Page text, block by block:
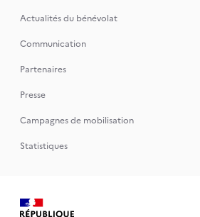
Actualités du bénévolat
Communication
Partenaires
Presse
Campagnes de mobilisation
Statistiques